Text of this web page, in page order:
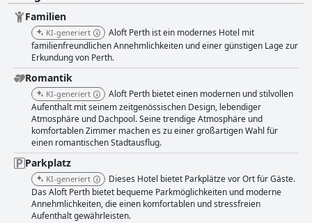
Das Frühstücksbuffet wird häufig für seine Vielfalt und Qualität gelobt
und von vielen Gästen als "amazing" und "fantastic" bezeichnet. Trotz
einiger Vorschläge für eine größere Auswahl und Bedenken hinsichtlich
der Kosten wird das gesamte kulinarische Erlebnis durch eine
angenehme Atmosphäre und aufmerksames Personal bereichert. Das
Essen im Hotelrestaurant, insbesondere in der Springs Kitchen, wird für
köstliche, preiswerte Mahlzeiten und eine lebhafte Umgebung gelobt,
was es zu einem unvergesslichen Teil des Aufenthalts macht. Die Gäste
schätzen die geräumigen, modernen Zimmer, die sich durch viel
Tageslicht, bequeme Betten und eine beeindruckende Aussicht
auszeichnen. Sauberkeit ist ein herausragendes Merkmal, da sowohl die
Zimmer als auch die Gemeinschaftsbereiche auf hohem Niveau gehalten
werden. Das außergewöhnliche Personal trägt mit seinem freundlichen
und hilfsbereiten Auftreten weiter zur Erfahrung bei und trägt zu einer
einladenden und professionellen Atmosphäre bei. Das WLAN des Hotels
ist zuverlässig und schnell und wird für seine einfache Zugänglichkeit
geschätzt. Das Fitnesscenter zeichnet sich durch seine gut
ausgestatteten und sauberen Einrichtungen aus und wertet das
Familien
KI-generiert
Aloft Perth ist ein modernes Hotel mit
familienfreundlichen Annehmlichkeiten und einer günstigen Lage zur
Erkundung von Perth.
Romantik
KI-generiert
Aloft Perth bietet einen modernen und stilvollen
Aufenthalt mit seinem zeitgenössischen Design, lebendiger
Atmosphäre und Dachpool. Seine trendige Atmosphäre und
komfortablen Zimmer machen es zu einer großartigen Wahl für
einen romantischen Stadtausflug.
Parkplatz
KI-generiert
Dieses Hotel bietet Parkplätze vor Ort für Gäste.
Das Aloft Perth bietet bequeme Parkmöglichkeiten und moderne
Annehmlichkeiten, die einen komfortablen und stressfreien
Aufenthalt gewährleisten.